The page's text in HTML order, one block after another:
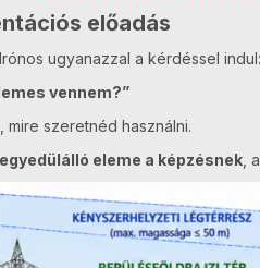
előadás
ugyanazzal a kérdéssel indul:
vennem?”
mire szeretnéd használni.
egyedülálló eleme a képzésnek ,